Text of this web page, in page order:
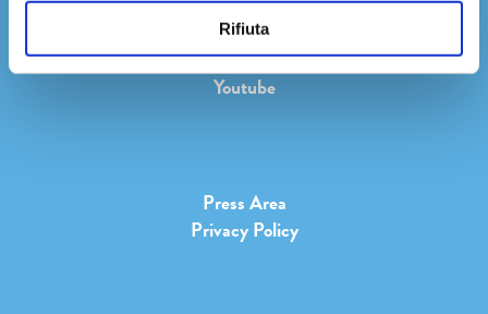
Rifiuta
Instagram
Twitter
Youtube
Press Area
Privacy Policy